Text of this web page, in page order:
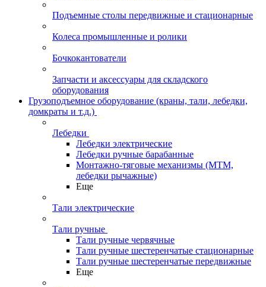
Подъемные столы передвижные и стационарные
Колеса промышленные и ролики
Бочкокантователи
Запчасти и аксессуары для складского
оборудования
Грузоподъемное оборудование (краны, тали, лебедки,
домкраты и т.д.)
Лебедки
Лебедки электрические
Лебедки ручные барабанные
Монтажно-тяговые механизмы (МТМ,
лебедки рычажные)
Еще
Тали электрические
Тали ручные
Тали ручные червячные
Тали ручные шестеренчатые стационарные
Тали ручные шестеренчатые передвижные
Еще